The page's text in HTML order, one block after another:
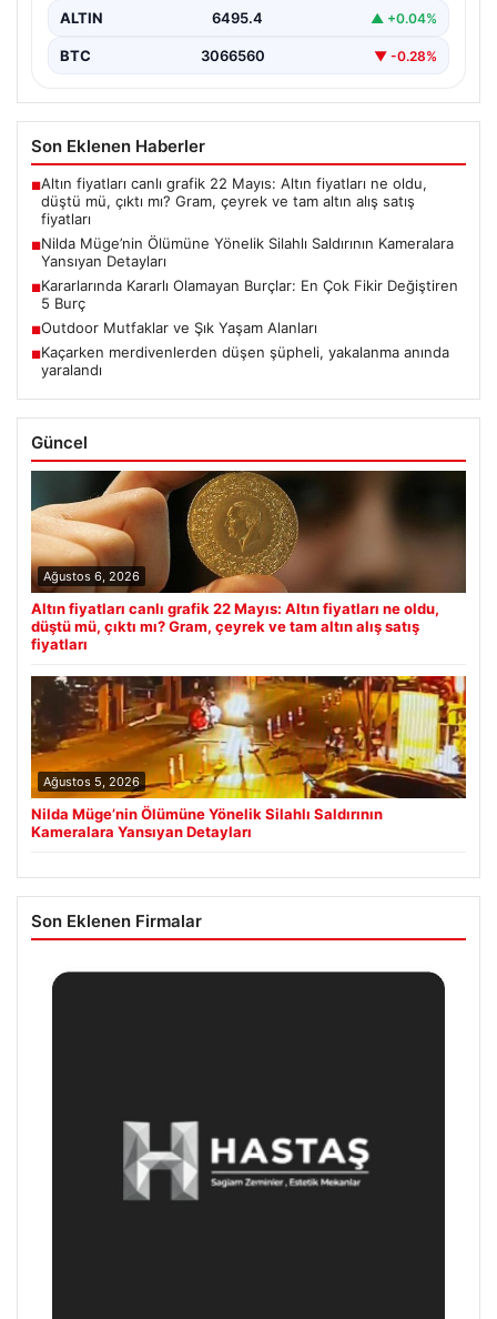
ALTIN 6495.4 ▲ +0.04%
BTC 3066560 ▼ -0.28%
Son Eklenen Haberler
■Altın fiyatları canlı grafik 22 Mayıs: Altın fiyatları ne oldu,
düştü mü, çıktı mı? Gram, çeyrek ve tam altın alış satış
fiyatları
■Nilda Müge’nin Ölümüne Yönelik Silahlı Saldırının Kameralara
Yansıyan Detayları
■Kararlarında Kararlı Olamayan Burçlar: En Çok Fikir Değiştiren
5 Burç
■Outdoor Mutfaklar ve Şık Yaşam Alanları
■Kaçarken merdivenlerden düşen şüpheli, yakalanma anında
yaralandı
Güncel
Ağustos 6, 2026
Altın fiyatları canlı grafik 22 Mayıs: Altın fiyatları ne oldu,
düştü mü, çıktı mı? Gram, çeyrek ve tam altın alış satış
fiyatları
Ağustos 5, 2026
Nilda Müge’nin Ölümüne Yönelik Silahlı Saldırının
Kameralara Yansıyan Detayları
Son Eklenen Firmalar